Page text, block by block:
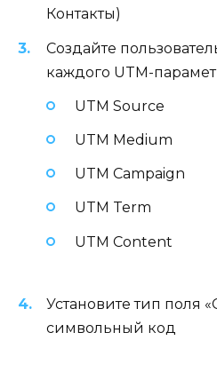
Контакты)
Создайте
каждого UTM-
UTM Source
UTM Medium
UTM Campaign
UTM Term
UTM Content
Установите тип поля
символьный код